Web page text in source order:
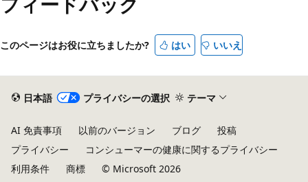
このページはお役に立ちましたか? はい いいえ
日本語 プライバシーの選択 テーマ
AI 免責事項 以前のバージョン ブログ
投稿
プライバシー
コンシューマーの健康に関するプライバシー
利用条件
商標 © Microsoft 2026